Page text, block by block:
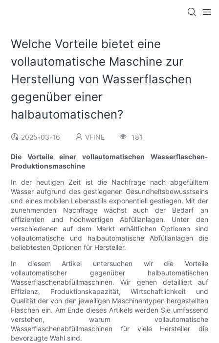
Welche Vorteile bietet eine
vollautomatische Maschine zur
Herstellung von Wasserflaschen
gegenüber einer
halbautomatischen?
2025-03-16 VFINE 181
Die Vorteile einer vollautomatischen Wasserflaschen-
Produktionsmaschine
In der heutigen Zeit ist die Nachfrage nach abgefülltem
Wasser aufgrund des gestiegenen Gesundheitsbewusstseins
und eines mobilen Lebensstils exponentiell gestiegen. Mit der
zunehmenden Nachfrage wächst auch der Bedarf an
effizienten und hochwertigen Abfüllanlagen. Unter den
verschiedenen auf dem Markt erhältlichen Optionen sind
vollautomatische und halbautomatische Abfüllanlagen die
beliebtesten Optionen für Hersteller.
In diesem Artikel untersuchen wir die Vorteile
vollautomatischer gegenüber halbautomatischen
Wasserflaschenabfüllmaschinen. Wir gehen detailliert auf
Effizienz, Produktionskapazität, Wirtschaftlichkeit und
Qualität der von den jeweiligen Maschinentypen hergestellten
Flaschen ein. Am Ende dieses Artikels werden Sie umfassend
verstehen, warum vollautomatische
Wasserflaschenabfüllmaschinen für viele Hersteller die
bevorzugte Wahl sind.